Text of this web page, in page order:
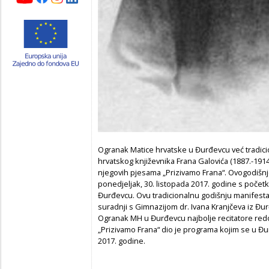
Ogranak Matice hrvatske u Đurđevcu već
hrvatskog književnika Frana Galovića (1887.-
njegovih pjesama „Prizivamo Frana“.
ponedjeljak, 30. listopada 2017. godine s
Đurđevcu. Ovu tradicionalnu godišnju
suradnji s Gimnazijom dr. Ivana Kranjčeva iz
Ogranak MH u Đurđevcu najbolje recitatore
„Prizivamo Frana“ dio je programa kojim se u
2017. godine.